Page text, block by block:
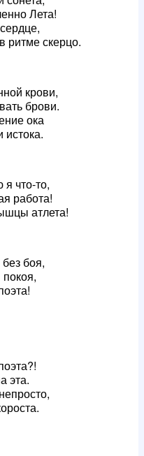
Лета!
ритме скерцо.
крови,
брови.
ока
истока.
что-то,
работа!
атлета!
боя,
эта.